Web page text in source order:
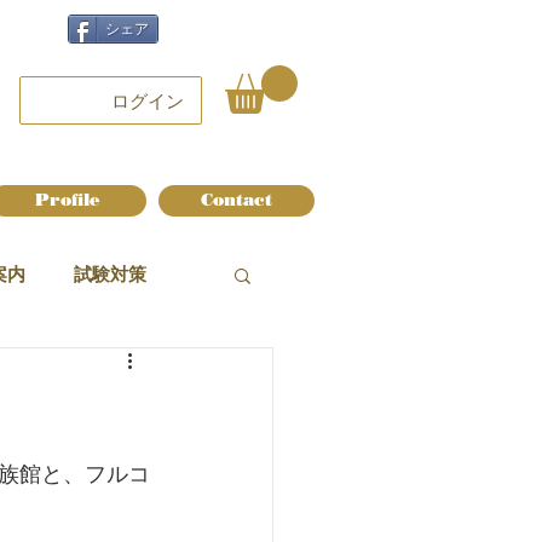
シェア
ログイン
Profile Contact
内 試験対策
館と、フルコ